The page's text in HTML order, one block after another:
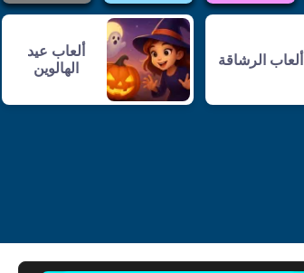
ألعاب الرشاقة
ألعاب عيد
الهالوين